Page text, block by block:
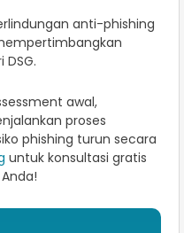
anti-phishing
awal,
proses
phishing turun secara
untuk konsultasi gratis